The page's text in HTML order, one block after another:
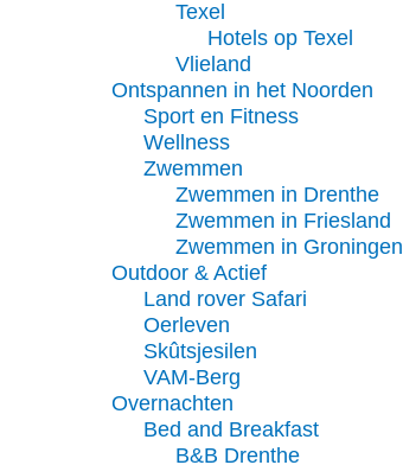
Texel
Hotels op Texel
Vlieland
Ontspannen in het Noorden
Sport en Fitness
Wellness
Zwemmen
Zwemmen in Drenthe
Zwemmen in Friesland
Zwemmen in Groningen
Outdoor & Actief
Land rover Safari
Oerleven
Skûtsjesilen
VAM-Berg
Overnachten
Bed and Breakfast
B&B Drenthe